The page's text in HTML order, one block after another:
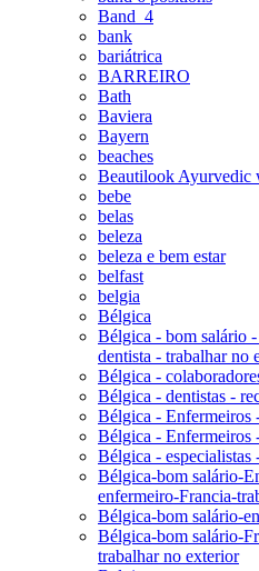
Band_4
bank
bariátrica
BARREIRO
Bath
Baviera
Bayern
beaches
Beautilook Ayurvedic
bebe
belas
beleza
beleza e bem estar
belfast
belgia
Bélgica
Bélgica - bom salário
dentista - trabalhar no
Bélgica -
Bélgica - dentistas -
Bélgica - Enfermeiros
Bélgica - Enfermeiros
Bélgica - especialistas
Bélgica-bom salário-
enfermeiro-Francia-
Bélgica-bom salário-
Bélgica-bom salário-
trabalhar no exterior